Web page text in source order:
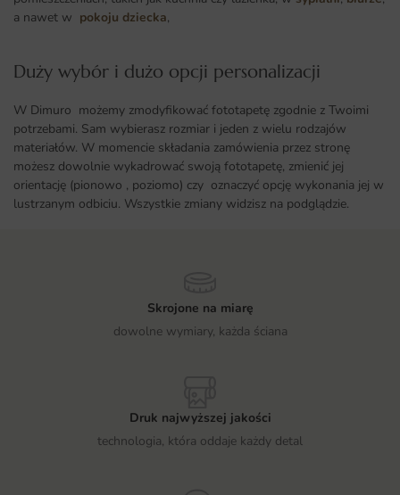
a nawet w pokoju dziecka,
Duży wybór i dużo opcji personalizacji ​
W Dimuro możemy zmodyfikować fototapetę zgodnie z Twoimi
potrzebami. Sam wybierasz rozmiar i jeden z wielu rodzajów
materiałów. W momencie składania zamówienia przez stronę
możesz dowolnie wykadrować swoją fototapetę, zmienić jej
orientację (pionowo , poziomo) czy oznaczyć opcję wykonania jej w
lustrzanym odbiciu. Wszystkie zmiany widzisz na podglądzie.
Skrojone na miarę
dowolne wymiary, każda ściana
Druk najwyższej jakości
technologia, która oddaje każdy detal